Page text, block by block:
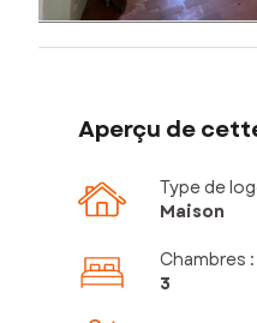
Aperçu de
Type de
Maison
Chambres :
3